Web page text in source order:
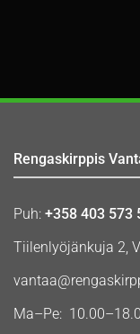
Rengaskirppis
Puh: +358 403 573
Tiilenlyöjänkuja 2,
Ma–Pe: